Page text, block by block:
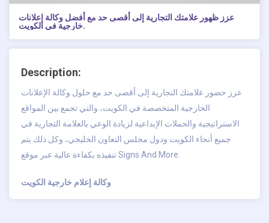
عزز ظهور علامتك التجارية إلى أقصى حد مع أفضل وكالة إعلانات
خارجية في الكويت.
Description:
عزز حضور علامتك التجارية إلى أقصى حد مع حلول وكالة الإعلانات
الخارجية المتخصصة في الكويت، والتي تجمع بين المواقع
الاستراتيجية والحملات الإبداعية لزيادة الوعي بالعلامة التجارية في
جميع أنحاء الكويت ودول مجلس التعاون الخليجي، وكل ذلك يتم
تنفيذه بكفاءة عالية عبر موقع Signs And More.
وكالة إعلام خارجية الكويت